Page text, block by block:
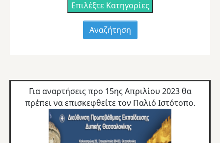
Επιλέξτε Κατηγορίες
Για αναρτήσεις προ 15ης Απριλίου 2023 θα
πρέπει να επισκεφθείτε τον Παλιό Ιστότοπο.